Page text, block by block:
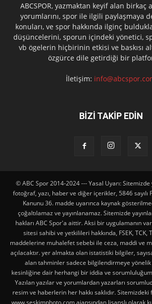
ABCSPOR, yazmaktan keyif alan birkaç
yorumlarını, spor ile ilgili paylaşmaya
konuları, ve spor hakkında ilginç
düşüncelerini, sporun içindeki yönetici,
vb ögelerin hiçbirinin etkisi ve baskısı
özgürce dile getirdiği bir
İletişim:
BİZİ TAKİP EDİN
© ABC Spor 2014-2024 --- Yasal Uyarı:
fotoğraf, yazı, haber ve diğer içerikler, 5846 sayılı
Kanunu 36. madde uyarınca kaynak
çoğaltılamaz ve yayınlanamaz. Sitemizde
hakları ABC Spor'a aittir. Aksi bir uygulamanın
sitesi sahibi ve yetkilileri hakkında, FSEK, TCK,
maddelerine muhalefet sebebi ile ceza, maddi ve
açılacaktır. yer almakta olan istatistiki bilgiler,
alan tahminler sadece bilgilendirmeye
kesinliğine dair herhangi bir iddia ve
Yazılan yazılar ve yorumlardan yazarları
resim ve haberlerin her hakkı saklıdır. Sitemizdeki
www.seskimphoto.com ajansından lisanslı olarak